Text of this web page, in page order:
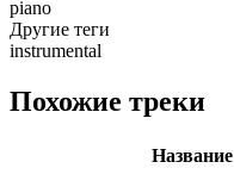
piano
Другие теги
instrumental
Похожие треки
Название